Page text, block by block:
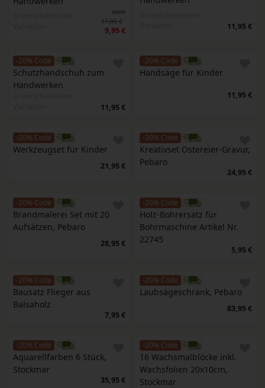
statt
11,95 €
9,95 € 11,95 €
-20% Code
Schutzhandschuh zum
Handwerken
11,95 €
-20% Code
Handsäge für Kinder
11,95 €
-20% Code
Werkzeugset für Kinder
21,95 €
-20% Code
Kreativset Ostereier-Gravur,
Pebaro
24,95 €
-20% Code
Brandmalerei Set mit 20
Aufsätzen, Pebaro
28,95 €
-20% Code
Holz-Bohrersatz für
Bohrmaschine Artikel Nr.
22745
5,95 €
-20% Code
Bausatz Flieger aus
Balsaholz
7,95 €
-20% Code
Laubsägeschrank, Pebaro
83,95 €
-20% Code
Aquarellfarben 6 Stück,
Stockmar
35,95 €
-20% Code
16 Wachsmalblöcke inkl.
Wachsfolien 20x10cm,
Stockmar